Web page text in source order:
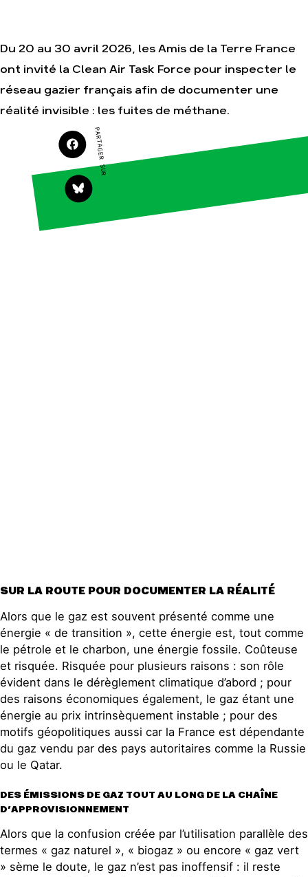
Agir
Faire un don
S'engager sur le
terrain
Agir au quotidien
Soutenir les
campagnes
tout ou partie de
son patrimoine
Nos
thématiques
Surproduction
Multinationales
Du 20 au 30 avril 2026, les Amis de la Terre France
ont invité la Clean Air Task Force pour inspecter le
réseau gazier français afin de documenter une
réalité invisible : les fuites de méthane.
PARTAGER SUR
SUR LA ROUTE POUR DOCUMENTER LA RÉALITÉ
Alors que le gaz est souvent présenté comme une
énergie « de transition », cette énergie est, tout comme
le pétrole et le charbon, une énergie fossile. Coûteuse
et risquée. Risquée pour plusieurs raisons : son rôle
évident dans le dérèglement climatique d’abord ; pour
des raisons économiques également, le gaz étant une
énergie au prix intrinsèquement instable ; pour des
motifs géopolitiques aussi car la France est dépendante
du gaz vendu par des pays autoritaires comme la Russie
ou le Qatar.
DES ÉMISSIONS DE GAZ TOUT AU LONG DE LA CHAÎNE
D’APPROVISIONNEMENT
Alors que la confusion créée par l’utilisation parallèle des
termes « gaz naturel », « biogaz » ou encore « gaz vert
» sème le doute, le gaz n’est pas inoffensif : il reste